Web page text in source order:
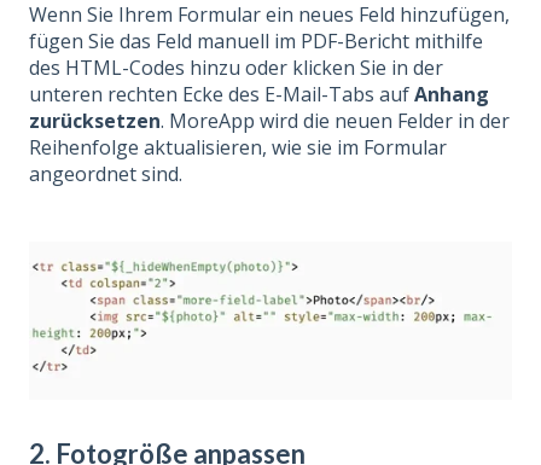
Wenn Sie Ihrem Formular ein neues Feld hinzufügen,
fügen Sie das Feld manuell im PDF-Bericht mithilfe
des HTML-Codes hinzu oder klicken Sie in der
unteren rechten Ecke des E-Mail-Tabs aufAnhang
zurücksetzen. MoreApp wird die neuen Felder in der
Reihenfolge aktualisieren, wie sie im Formular
angeordnet sind.
2. Fotogröße anpassen